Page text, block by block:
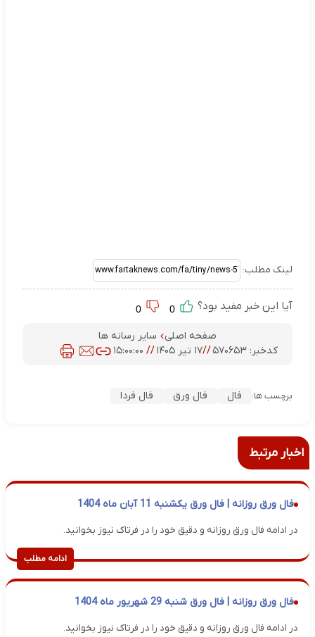
لینک مطلب:
آیا این خبر مفید بود؟
صفحه اصلی
سایر رسانه ها
کدخبر:۵۷۰۶۵۳ //۱۷ تیر ۱۴۰۵ // ۱۵:۰۰:۰۰
برچسب ها: فال فال ورق فال فردا
اخبار مرتبط
فال ورق روزانه | فال ورق یکشنبه 11 آبان ماه 1404
در ادامه فال ورق روزانه و دقیق خود را در فرتاک نیوز بخوانید.
ادامه مطلب
فال ورق روزانه | فال ورق شنبه 29 شهریور ماه 1404
در ادامه فال ورق روزانه و دقیق خود را در فرتاک نیوز بخوانید.